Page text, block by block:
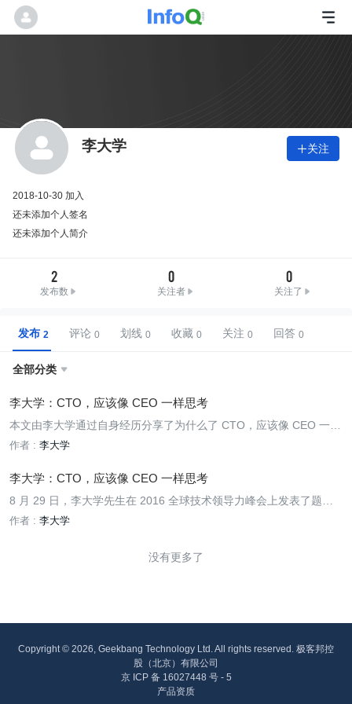
李大学 关注
2018-10-30 加入
还未添加个人签名
还未添加个人简介
2
发布数
0
关注者
0
关注了
发布 评论 划线 收藏 关注 回答
全部分类 
李大学：CTO，应该像 CEO 一样思考
本文由李大学通过自身经历分享了为什么了 CTO，应该像 CEO 一样
思考。
作者 : 李大学
李大学：CTO，应该像 CEO 一样思考
8 月 29 日，李大学先生在 2016 全球技术领导力峰会上发表了题为
《像 CEO 一样思考》的演讲，其关于 CTO 和 CEO 的精辟论述在会
荣誉技术顾问。本文根据其演讲整理而成，分享给未能到现场的你，
作者 : 李大学
没有更多了
Copyright © 2026, Geekbang Technology Ltd. All rights reserved. 极客邦控
股（北京）有限公司
京 ICP 备 16027448 号 - 5
产品资质